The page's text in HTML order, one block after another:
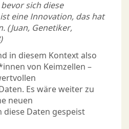
sich diese
eine Innovation, das hat
(Juan, Genetiker,
in diesem Kontext also
von Keimzellen –
Es wäre weiter zu
neuen
Daten gespeist